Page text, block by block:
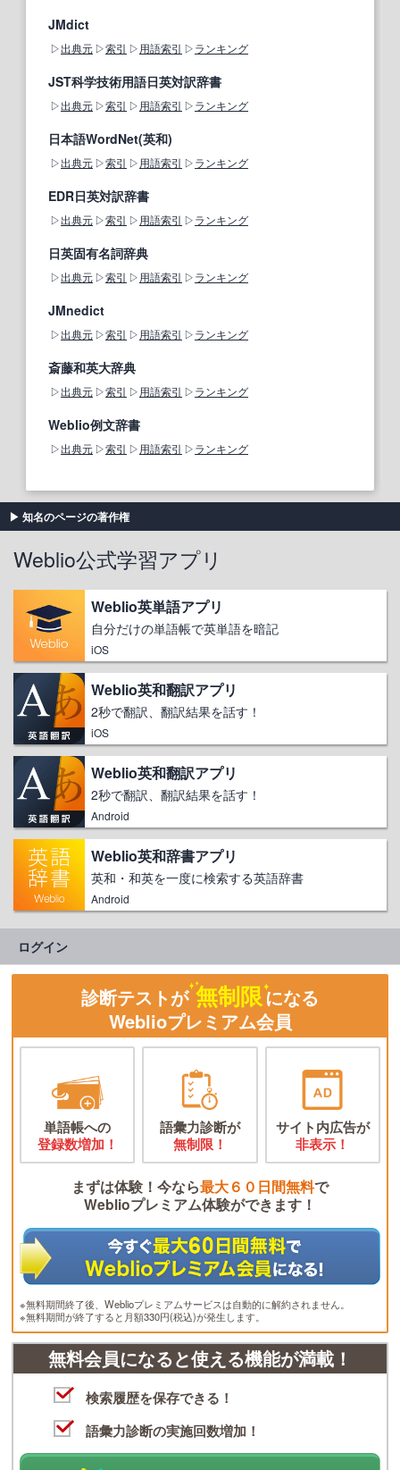
JMdict
出典元 索引 用語索引 ランキング
JST科学技術用語日英対訳辞書
出典元 索引 用語索引 ランキング
日本語WordNet(英和)
出典元 索引 用語索引 ランキング
EDR日英対訳辞書
出典元 索引 用語索引 ランキング
日英固有名詞辞典
出典元 索引 用語索引 ランキング
JMnedict
出典元 索引 用語索引 ランキング
斎藤和英大辞典
出典元 索引 用語索引 ランキング
Weblio例文辞書
出典元 索引 用語索引 ランキング
知名のページの著作権
Weblio公式学習アプリ
Weblio英単語アプリ
自分だけの単語帳で英単語を暗記
iOS
Weblio英和翻訳アプリ
2秒で翻訳、翻訳結果を話す！
iOS
Weblio英和翻訳アプリ
2秒で翻訳、翻訳結果を話す！
Android
Weblio英和辞書アプリ
英和・和英を一度に検索する英語辞書
Android
ログイン
診断テストが 無制限になる
Weblioプレミアム会員
単語帳への
登録数増加！
語彙力診断が
無制限！
サイト内広告が
非表示！
まずは体験！今なら最大６０日間無料で
Weblioプレミアム体験ができます！
※無料期間終了後、Weblioプレミアムサービスは自動的に解約されません。
※無料期間が終了すると月額330円(税込)が発生します。
無料会員になると使える機能が満載！
検索履歴を保存できる！
語彙力診断の実施回数増加！